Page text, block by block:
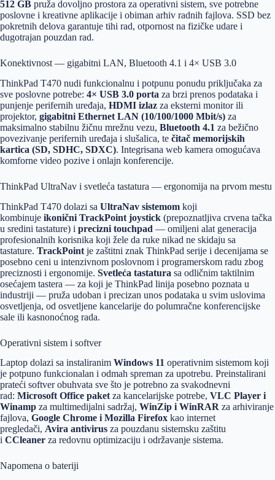
512 GB pruža dovoljno prostora za operativni sistem, sve potrebne
poslovne i kreativne aplikacije i obiman arhiv radnih fajlova. SSD bez
pokretnih delova garantuje tihi rad, otpornost na fizičke udare i
dugotrajan pouzdan rad.
Konektivnost — gigabitni LAN, Bluetooth 4.1 i 4× USB 3.0
ThinkPad T470 nudi funkcionalnu i potpunu ponudu priključaka za
sve poslovne potrebe: 4× USB 3.0 porta za brzi prenos podataka i
punjenje perifernih uređaja, HDMI izlaz za eksterni monitor ili
projektor, gigabitni Ethernet LAN (10/100/1000 Mbit/s) za
maksimalno stabilnu žičnu mrežnu vezu, Bluetooth 4.1 za bežično
povezivanje perifernih uređaja i slušalica, te čitač memorijskih
kartica (SD, SDHC, SDXC). Integrisana web kamera omogućava
komforne video pozive i onlajn konferencije.
ThinkPad UltraNav i svetleća tastatura — ergonomija na prvom mestu
ThinkPad T470 dolazi sa UltraNav sistemom koji
kombinuje ikonični TrackPoint joystick (prepoznatljiva crvena tačka
u sredini tastature) i precizni touchpad — omiljeni alat generacija
profesionalnih korisnika koji žele da ruke nikad ne skidaju sa
tastature. TrackPoint je zaštitni znak ThinkPad serije i decenijama se
posebno ceni u intenzivnom poslovnom i programerskom radu zbog
preciznosti i ergonomije. Svetleća tastatura sa odličnim taktilnim
osećajem tastera — za koji je ThinkPad linija posebno poznata u
industriji — pruža udoban i precizan unos podataka u svim uslovima
osvetljenja, od osvetljene kancelarije do polumračne konferencijske
sale ili kasnonoćnog rada.
Operativni sistem i softver
Laptop dolazi sa instaliranim Windows 11 operativnim sistemom koji
je potpuno funkcionalan i odmah spreman za upotrebu. Preinstalirani
prateći softver obuhvata sve što je potrebno za svakodnevni
rad: Microsoft Office paketza kancelarijske potrebe, VLC Player i
Winamp za multimedijalni sadržaj, WinZip i WinRAR za arhiviranje
fajlova, Google Chrome i Mozilla Firefox kao internet
pregledači, Avira antivirus za pouzdanu sistemsku zaštitu
i CCleaner za redovnu optimizaciju i održavanje sistema.
Napomena o bateriji